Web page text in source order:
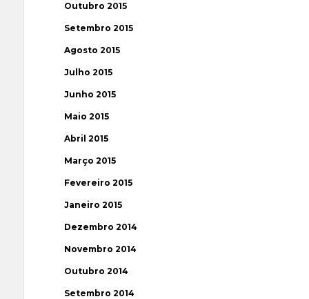
Outubro 2015
Setembro 2015
Agosto 2015
Julho 2015
Junho 2015
Maio 2015
Abril 2015
Março 2015
Fevereiro 2015
Janeiro 2015
Dezembro 2014
Novembro 2014
Outubro 2014
Setembro 2014